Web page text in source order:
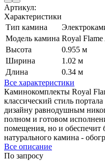
Артикул:
Характеристики
Тип камина
Модель камина Royal Flame
Высота
0.955 м
Ширина
1.02 м
Длина
0.34 м
Все характеристики
Каминокомплекты Royal
классический стиль
дизайну равнодушным
полном и готовом
помещения, но и обеспечит
натурального камина -
Все описание
По запросу